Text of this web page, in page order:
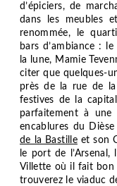
d’épiciers, de
dans les meubles
renommée, le
bars d’ambiance :
la lune, Mamie
citer que quelques-
près de la rue de
festives de la
parfaitement à une
encablures du
de la Bastilleet son
le port de
Villette où il fait bon
trouverez le viaduc